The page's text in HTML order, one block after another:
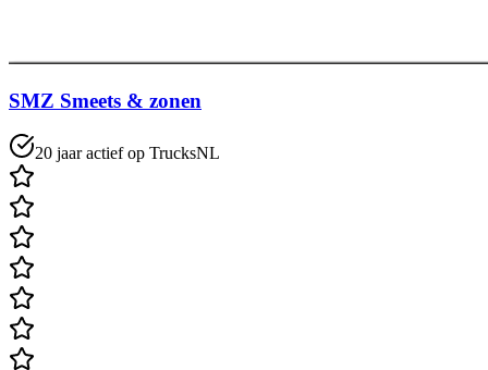
SMZ Smeets & zonen
20 jaar actief op TrucksNL